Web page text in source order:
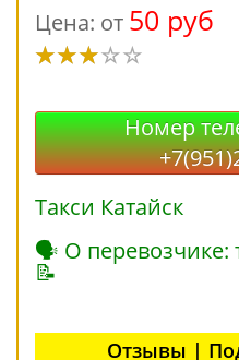
Цена: от 50 руб
Номер
Такси Катайск
🗣 О перевозчике:
📝
Отзывы |